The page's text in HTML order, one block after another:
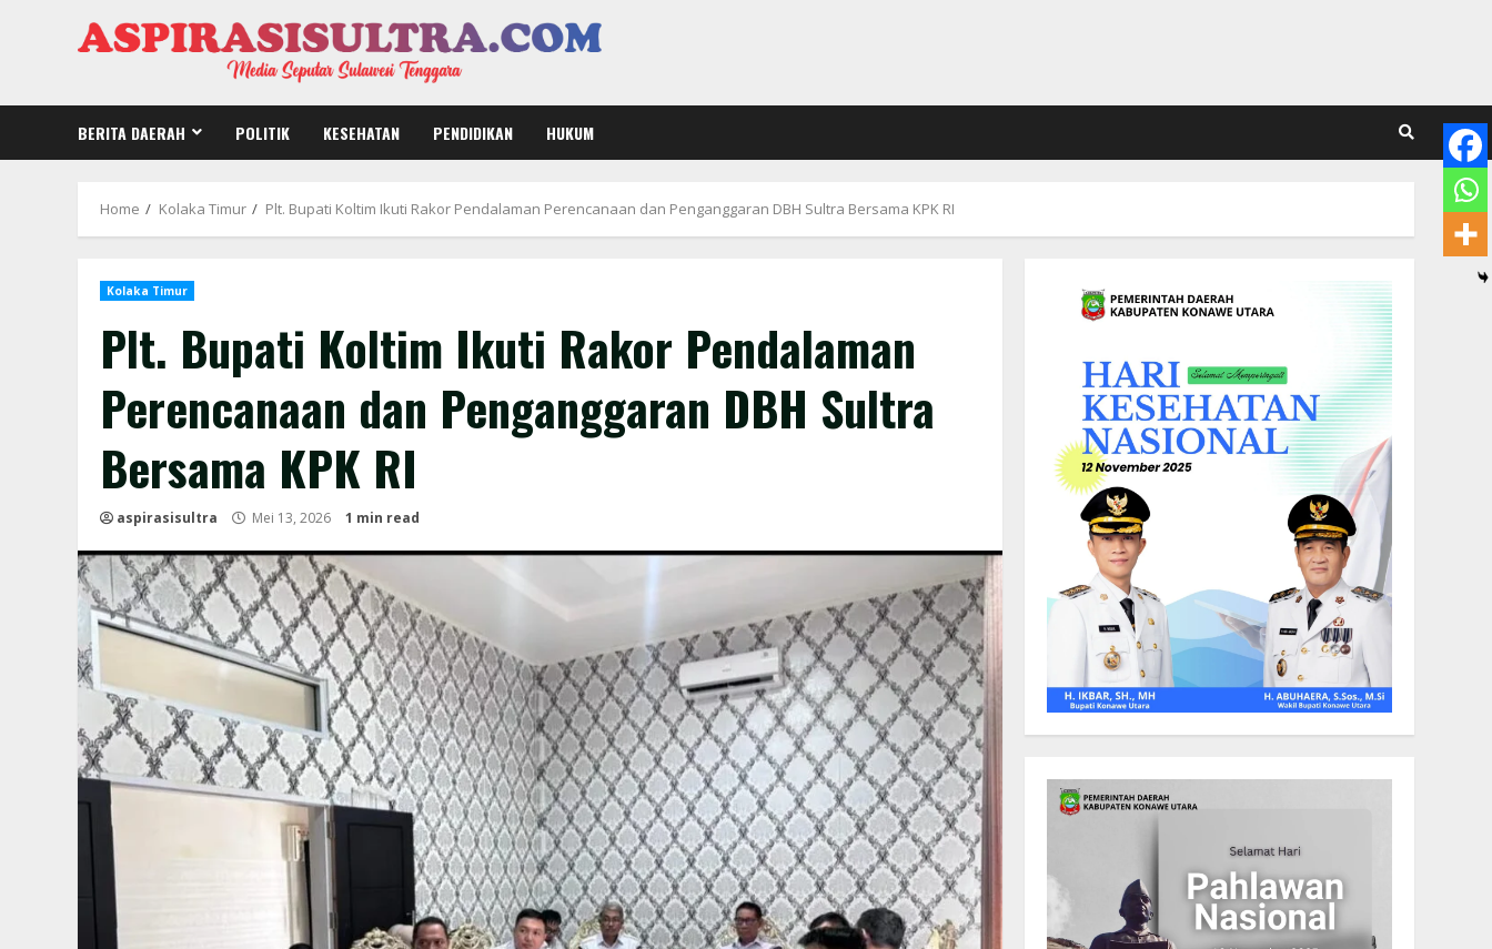
BERITA DAERAH POLITIK KESEHATAN PENDIDIKAN HUKUM
Home Kolaka Timur Plt. Bupati Koltim Ikuti Rakor Pendalaman Perencanaan dan Penganggaran DBH Sultra Bersama KPK RI
Kolaka Timur
Plt. Bupati Koltim Ikuti Rakor Pendalaman
Perencanaan dan Penganggaran DBH Sultra
Bersama KPK RI
aspirasisultra Mei 13, 2026 1 min read